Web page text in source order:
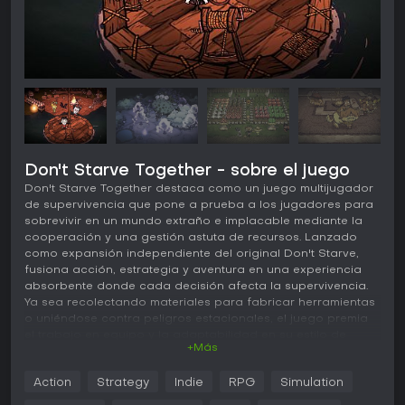
Don't Starve Together - sobre el juego
Don't Starve Together destaca como un juego multijugador
de supervivencia que pone a prueba a los jugadores para
sobrevivir en un mundo extraño e implacable mediante la
cooperación y una gestión astuta de recursos. Lanzado
como expansión independiente del original Don't Starve,
fusiona acción, estrategia y aventura en una experiencia
absorbente donde cada decisión afecta la supervivencia.
Ya sea recolectando materiales para fabricar herramientas
o uniéndose contra peligros estacionales, el juego premia
Jugabilidad
+Más
Action Strategy Indie RPG Simulation